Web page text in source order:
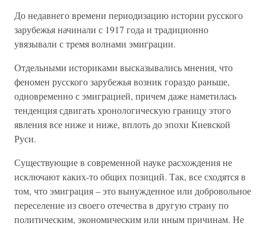
До недавнего времени периодизацию истории русского
зарубежья начинали с 1917 года и традиционно
увязывали с тремя волнами эмиграции.
Отдельными историками высказывались мнения, что
феномен русского зарубежья возник гораздо раньше,
одновременно с эмиграцией, причем даже наметилась
тенденция сдвигать хронологическую границу этого
явления все ниже и ниже, вплоть до эпохи Киевской
Руси.
Существующие в современной науке расхождения не
исключают каких-то общих позиций. Так, все сходятся в
том, что эмиграция – это вынужденное или добровольное
переселение из своего отечества в другую страну по
политическим, экономическим или иным причинам. Не